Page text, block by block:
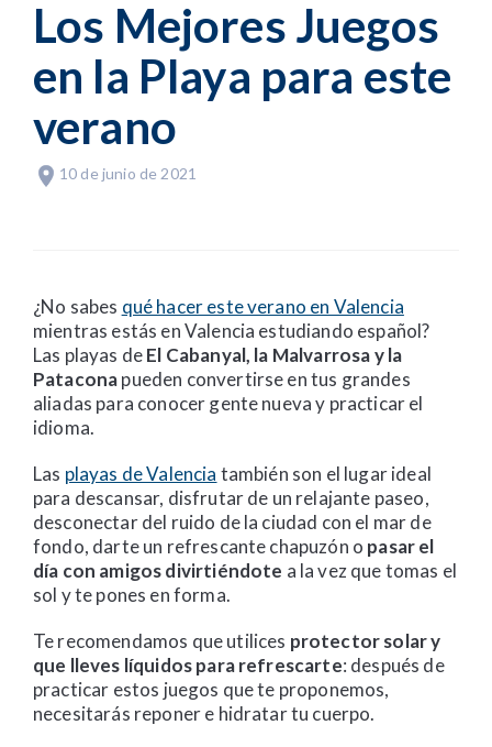
Los Mejores Juegos
en la Playa para este
verano
10 de junio de 2021
¿No sabes qué hacer este verano en Valencia
mientras estás en Valencia estudiando español?
Las playas deEl Cabanyal, la Malvarrosa y la
Pataconapueden convertirse en tus grandes
aliadas para conocer gente nueva y practicar el
idioma.
Las playas de Valencia también son el lugar ideal
para descansar, disfrutar de un relajante paseo,
desconectar del ruido de la ciudad con el mar de
fondo, darte un refrescante chapuzón o pasar el
día con amigos divirtiéndote a la vez que tomas el
sol y te pones en forma.
Te recomendamos que utilices protector solar y
que lleves líquidos para refrescarte: después de
practicar estos juegos que te proponemos,
necesitarás reponer e hidratar tu cuerpo.